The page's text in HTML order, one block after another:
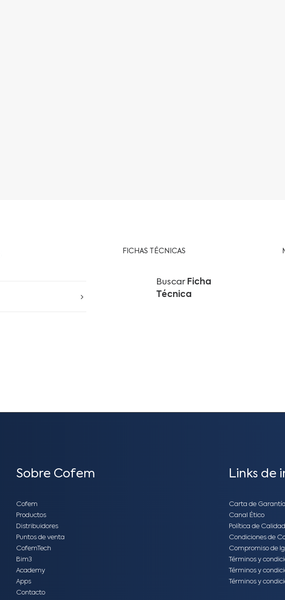
FICHAS TÉCNICAS
Buscar Ficha
Técnica
Sobre Cofem
Cofem
Productos
Distribuidores
Puntos de venta
CofemTech
Bim3
Academy
Apps
Contacto
Links de
Carta de Garantía
Canal Ético
Política de Calidad
Condiciones de
Compromiso de
Términos y
Términos y
Términos y